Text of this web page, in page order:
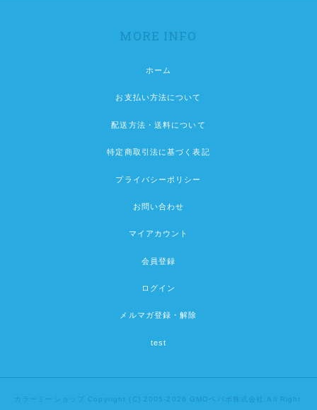
MORE INFO
ホーム
お支払い方法について
配送方法・送料について
特定商取引法に基づく表記
プライバシーポリシー
お問い合わせ
マイアカウント
会員登録
ログイン
メルマガ登録・解除
test
カラーミーショップ Copyright (C) 2005-2026 GMOペパボ株式会社
All Right